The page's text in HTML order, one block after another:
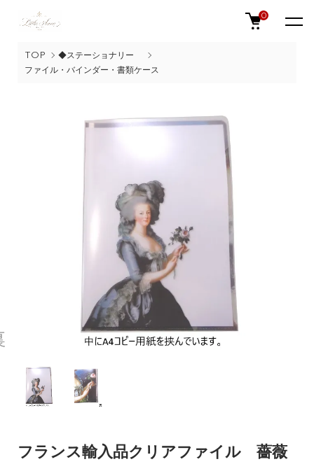
0
TOP
◆ステーショナリー
ファイル・バインダー・書類ケース
フランス輸入品クリアファイル 薔薇